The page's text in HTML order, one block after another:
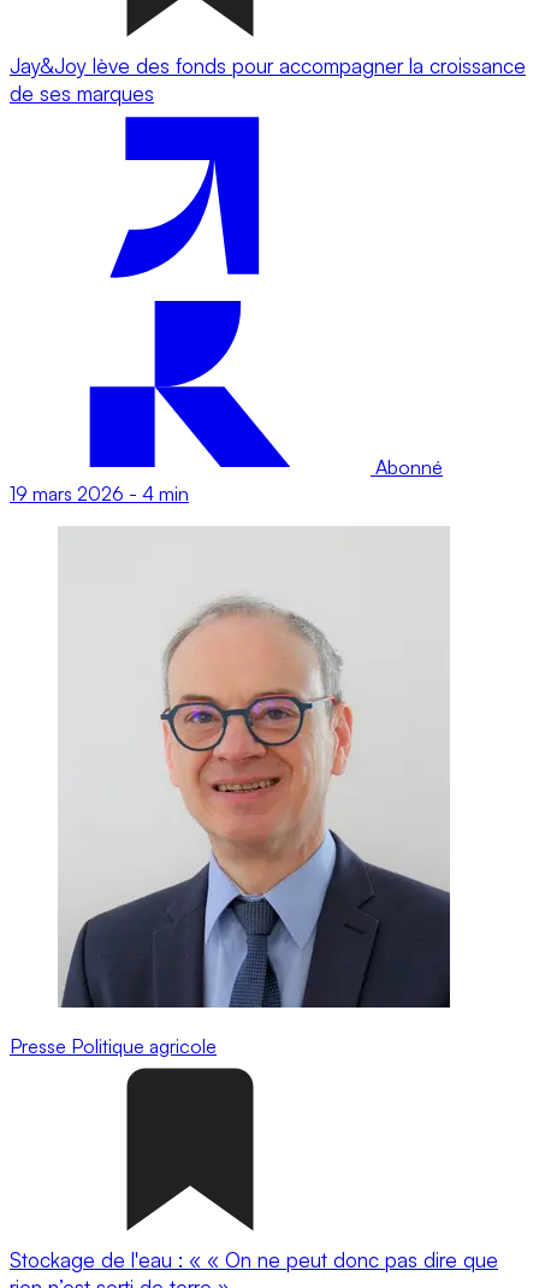
Jay&Joy lève des fonds pour accompagner la croissance
de ses marques
Abonné
19 mars 2026 - 4 min
Presse Politique agricole
Stockage de l'eau : « « On ne peut donc pas dire que